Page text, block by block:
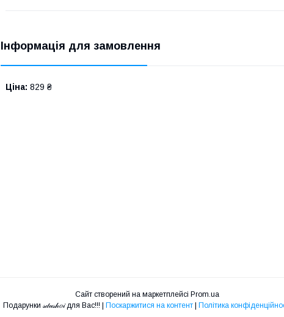
Інформація для замовлення
Ціна: 829 ₴
Сайт створений на маркетплейсі Prom.ua
Поскаржитися на контент Політика